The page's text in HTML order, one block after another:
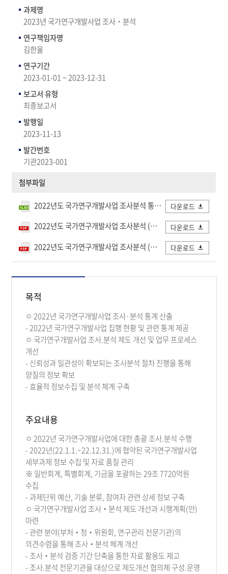
과제명
2023년 국가연구개발사업 조사‧분석
연구책임자명
김한울
연구기간
2023-01-01 ~ 2023-12-31
보고서 유형
최종보고서
발행일
2023-11-13
발간번호
기관2023-001
첨부파일
2022년도 국가연구개발사업 조사분석 통계표 - 최종.xlsx 다운로드
2022년도 국가연구개발사업 조사분석 (본보고서) - 최종_수정(12.28).pdf 다운로드
2022년도 국가연구개발사업 조사분석 (본보고서+통계표) - 최종_수정(12.28).pdf 다운로드
목적
ㅇ 2022년 국가연구개발사업 조사·분석 통계 산출
- 2022년 국가연구개발사업 집행 현황 및 관련 통계 제공
ㅇ 국가연구개발사업 조사.분석 제도 개선 및 업무 프로세스
개선
- 신뢰성과 일관성이 확보되는 조사분석 절차 진행을 통해
양질의 정보 확보
- 효율적 정보수집 및 분석 체계 구축
주요내용
ㅇ 2022년 국가연구개발사업에 대한 총괄 조사.분석 수행
- 2022년(22.1.1.~22.12.31.)에 협약된 국가연구개발사업
세부과제 정보 수집 및 자료 품질 관리
※ 일반회계, 특별회계, 기금을 포괄하는 29조 7720억원
수집
- 과제단위 예산, 기술 분류, 참여자 관련 상세 정보 구축
ㅇ 국가연구개발사업 조사‧분석 제도 개선과 시행계획(안)
마련
- 관련 분야(부처‧청‧위원회, 연구관리 전문기관)의
의견수렴을 통해 조사‧분석 체계 개선
- 조사‧분석 검증 기간 단축을 통한 자료 활용도 제고
- 조사.분석 전문기관을 대상으로 제도개선 협의체 구성.운영